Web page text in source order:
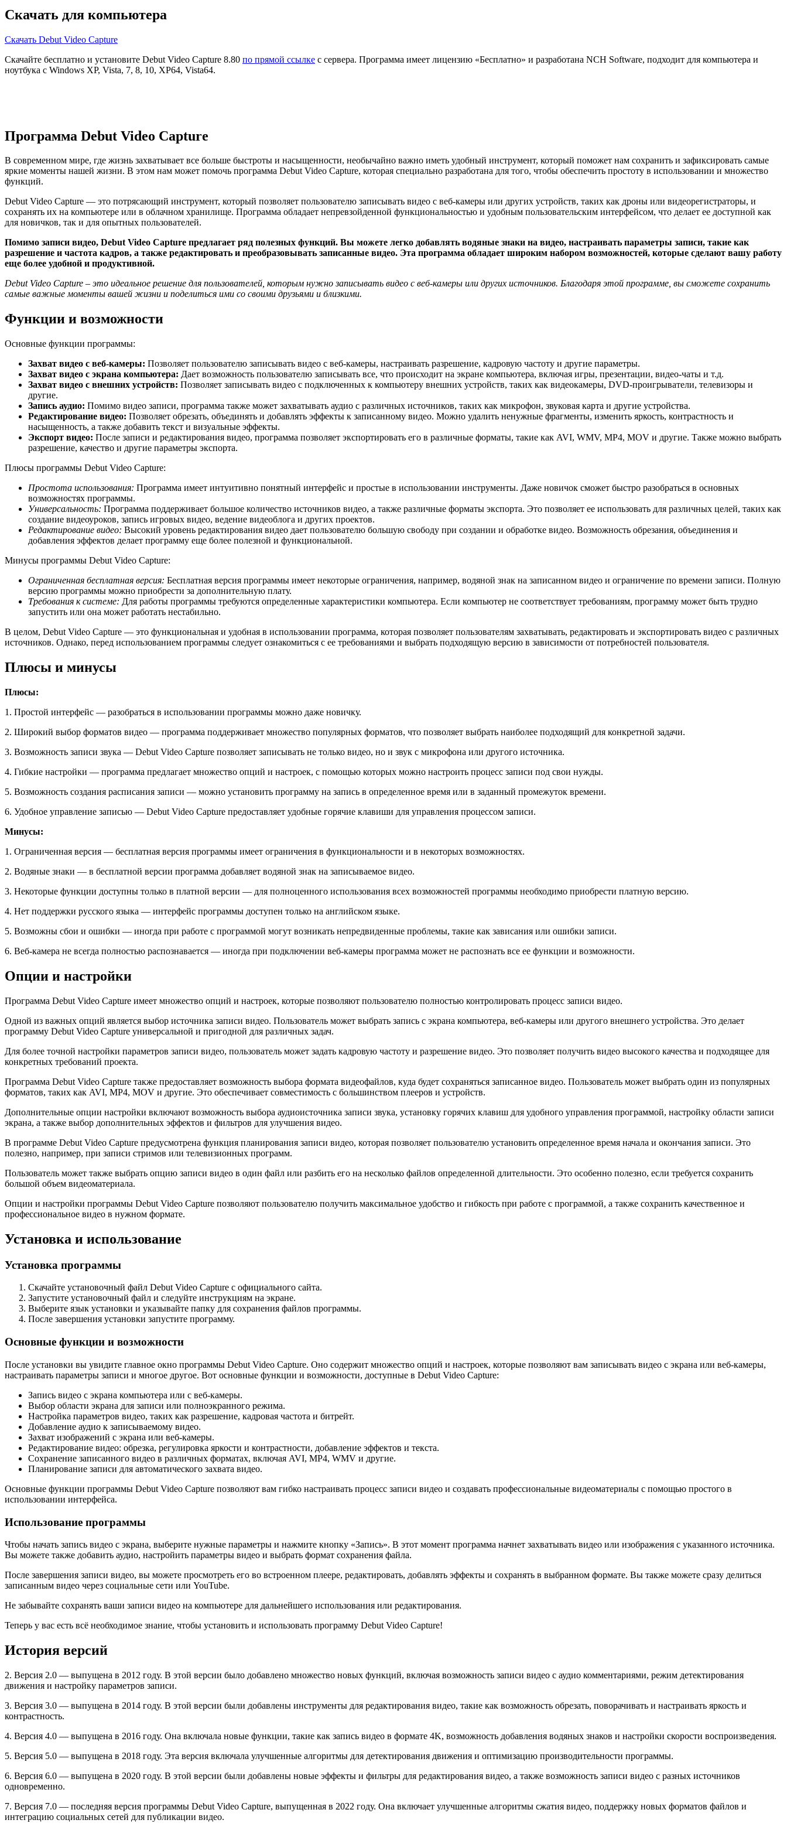
Скачать для компьютера
Скачать Debut Video Capture
Скачайте бесплатно и установите Debut Video Capture 8.80 по прямой ссылке с сервера. Программа имеет лицензию «Бесплатно» и разработана NCH Software, подходит для компьютера и
ноутбука с Windows XP, Vista, 7, 8, 10, XP64, Vista64.
Программа Debut Video Capture
В современном мире, где жизнь захватывает все больше быстроты и насыщенности, необычайно важно иметь удобный инструмент, который поможет нам сохранить и зафиксировать самые
яркие моменты нашей жизни. В этом нам может помочь программа Debut Video Capture, которая специально разработана для того, чтобы обеспечить простоту в использовании и множество
функций.
Debut Video Capture — это потрясающий инструмент, который позволяет пользователю записывать видео с веб-камеры или других устройств, таких как дроны или видеорегистраторы, и
сохранять их на компьютере или в облачном хранилище. Программа обладает непревзойденной функциональностью и удобным пользовательским интерфейсом, что делает ее доступной как
для новичков, так и для опытных пользователей.
Помимо записи видео, Debut Video Capture предлагает ряд полезных функций. Вы можете легко добавлять водяные знаки на видео, настраивать параметры записи, такие как
разрешение и частота кадров, а также редактировать и преобразовывать записанные видео. Эта программа обладает широким набором возможностей, которые сделают вашу работу
еще более удобной и продуктивной.
Debut Video Capture – это идеальное решение для пользователей, которым нужно записывать видео с веб-камеры или других источников. Благодаря этой программе, вы сможете сохранить
самые важные моменты вашей жизни и поделиться ими со своими друзьями и близкими.
Функции и возможности
Основные функции программы:
Захват видео с веб-камеры: Позволяет пользователю записывать видео с веб-камеры, настраивать разрешение, кадровую частоту и другие параметры.
Захват видео с экрана компьютера: Дает возможность пользователю записывать все, что происходит на экране компьютера, включая игры, презентации, видео-чаты и т.д.
Захват видео с внешних устройств: Позволяет записывать видео с подключенных к компьютеру внешних устройств, таких как видеокамеры, DVD-проигрыватели, телевизоры и
другие.
Запись аудио: Помимо видео записи, программа также может захватывать аудио с различных источников, таких как микрофон, звуковая карта и другие устройства.
Редактирование видео: Позволяет обрезать, объединять и добавлять эффекты к записанному видео. Можно удалить ненужные фрагменты, изменить яркость, контрастность и
насыщенность, а также добавить текст и визуальные эффекты.
Экспорт видео: После записи и редактирования видео, программа позволяет экспортировать его в различные форматы, такие как AVI, WMV, MP4, MOV и другие. Также можно выбрать
разрешение, качество и другие параметры экспорта.
Плюсы программы Debut Video Capture:
Простота использования: Программа имеет интуитивно понятный интерфейс и простые в использовании инструменты. Даже новичок сможет быстро разобраться в основных
возможностях программы.
Универсальность: Программа поддерживает большое количество источников видео, а также различные форматы экспорта. Это позволяет ее использовать для различных целей, таких как
создание видеоуроков, запись игровых видео, ведение видеоблога и других проектов.
Редактирование видео: Высокий уровень редактирования видео дает пользователю большую свободу при создании и обработке видео. Возможность обрезания, объединения и
добавления эффектов делает программу еще более полезной и функциональной.
Минусы программы Debut Video Capture:
Ограниченная бесплатная версия: Бесплатная версия программы имеет некоторые ограничения, например, водяной знак на записанном видео и ограничение по времени записи. Полную
версию программы можно приобрести за дополнительную плату.
Требования к системе: Для работы программы требуются определенные характеристики компьютера. Если компьютер не соответствует требованиям, программу может быть трудно
запустить или она может работать нестабильно.
В целом, Debut Video Capture — это функциональная и удобная в использовании программа, которая позволяет пользователям захватывать, редактировать и экспортировать видео с различных
источников. Однако, перед использованием программы следует ознакомиться с ее требованиями и выбрать подходящую версию в зависимости от потребностей пользователя.
Плюсы и минусы
Плюсы:
1. Простой интерфейс — разобраться в использовании программы можно даже новичку.
2. Широкий выбор форматов видео — программа поддерживает множество популярных форматов, что позволяет выбрать наиболее подходящий для конкретной задачи.
3. Возможность записи звука — Debut Video Capture позволяет записывать не только видео, но и звук с микрофона или другого источника.
4. Гибкие настройки — программа предлагает множество опций и настроек, с помощью которых можно настроить процесс записи под свои нужды.
5. Возможность создания расписания записи — можно установить программу на запись в определенное время или в заданный промежуток времени.
6. Удобное управление записью — Debut Video Capture предоставляет удобные горячие клавиши для управления процессом записи.
Минусы:
1. Ограниченная версия — бесплатная версия программы имеет ограничения в функциональности и в некоторых возможностях.
2. Водяные знаки — в бесплатной версии программа добавляет водяной знак на записываемое видео.
3. Некоторые функции доступны только в платной версии — для полноценного использования всех возможностей программы необходимо приобрести платную версию.
4. Нет поддержки русского языка — интерфейс программы доступен только на английском языке.
5. Возможны сбои и ошибки — иногда при работе с программой могут возникать непредвиденные проблемы, такие как зависания или ошибки записи.
6. Веб-камера не всегда полностью распознавается — иногда при подключении веб-камеры программа может не распознать все ее функции и возможности.
Опции и настройки
Программа Debut Video Capture имеет множество опций и настроек, которые позволяют пользователю полностью контролировать процесс записи видео.
Одной из важных опций является выбор источника записи видео. Пользователь может выбрать запись с экрана компьютера, веб-камеры или другого внешнего устройства. Это делает
программу Debut Video Capture универсальной и пригодной для различных задач.
Для более точной настройки параметров записи видео, пользователь может задать кадровую частоту и разрешение видео. Это позволяет получить видео высокого качества и подходящее для
конкретных требований проекта.
Программа Debut Video Capture также предоставляет возможность выбора формата видеофайлов, куда будет сохраняться записанное видео. Пользователь может выбрать один из популярных
форматов, таких как AVI, MP4, MOV и другие. Это обеспечивает совместимость с большинством плееров и устройств.
Дополнительные опции настройки включают возможность выбора аудиоисточника записи звука, установку горячих клавиш для удобного управления программой, настройку области записи
экрана, а также выбор дополнительных эффектов и фильтров для улучшения видео.
В программе Debut Video Capture предусмотрена функция планирования записи видео, которая позволяет пользователю установить определенное время начала и окончания записи. Это
полезно, например, при записи стримов или телевизионных программ.
Пользователь может также выбрать опцию записи видео в один файл или разбить его на несколько файлов определенной длительности. Это особенно полезно, если требуется сохранить
большой объем видеоматериала.
Опции и настройки программы Debut Video Capture позволяют пользователю получить максимальное удобство и гибкость при работе с программой, а также сохранить качественное и
профессиональное видео в нужном формате.
Установка и использование
Установка программы
Скачайте установочный файл Debut Video Capture с официального сайта.
Запустите установочный файл и следуйте инструкциям на экране.
Выберите язык установки и указывайте папку для сохранения файлов программы.
После завершения установки запустите программу.
Основные функции и возможности
После установки вы увидите главное окно программы Debut Video Capture. Оно содержит множество опций и настроек, которые позволяют вам записывать видео с экрана или веб-камеры,
настраивать параметры записи и многое другое. Вот основные функции и возможности, доступные в Debut Video Capture:
Запись видео с экрана компьютера или с веб-камеры.
Выбор области экрана для записи или полноэкранного режима.
Настройка параметров видео, таких как разрешение, кадровая частота и битрейт.
Добавление аудио к записываемому видео.
Захват изображений с экрана или веб-камеры.
Редактирование видео: обрезка, регулировка яркости и контрастности, добавление эффектов и текста.
Сохранение записанного видео в различных форматах, включая AVI, MP4, WMV и другие.
Планирование записи для автоматического захвата видео.
Основные функции программы Debut Video Capture позволяют вам гибко настраивать процесс записи видео и создавать профессиональные видеоматериалы с помощью простого в
использовании интерфейса.
Использование программы
Чтобы начать запись видео с экрана, выберите нужные параметры и нажмите кнопку «Запись». В этот момент программа начнет захватывать видео или изображения с указанного источника.
Вы можете также добавить аудио, настройить параметры видео и выбрать формат сохранения файла.
После завершения записи видео, вы можете просмотреть его во встроенном плеере, редактировать, добавлять эффекты и сохранять в выбранном формате. Вы также можете сразу делиться
записанным видео через социальные сети или YouTube.
Не забывайте сохранять ваши записи видео на компьютере для дальнейшего использования или редактирования.
Теперь у вас есть всё необходимое знание, чтобы установить и использовать программу Debut Video Capture!
История версий
2. Версия 2.0 — выпущена в 2012 году. В этой версии было добавлено множество новых функций, включая возможность записи видео с аудио комментариями, режим детектирования
движения и настройку параметров записи.
3. Версия 3.0 — выпущена в 2014 году. В этой версии были добавлены инструменты для редактирования видео, такие как возможность обрезать, поворачивать и настраивать яркость и
контрастность.
4. Версия 4.0 — выпущена в 2016 году. Она включала новые функции, такие как запись видео в формате 4K, возможность добавления водяных знаков и настройки скорости воспроизведения.
5. Версия 5.0 — выпущена в 2018 году. Эта версия включала улучшенные алгоритмы для детектирования движения и оптимизацию производительности программы.
6. Версия 6.0 — выпущена в 2020 году. В этой версии были добавлены новые эффекты и фильтры для редактирования видео, а также возможность записи видео с разных источников
одновременно.
7. Версия 7.0 — последняя версия программы Debut Video Capture, выпущенная в 2022 году. Она включает улучшенные алгоритмы сжатия видео, поддержку новых форматов файлов и
интеграцию социальных сетей для публикации видео.